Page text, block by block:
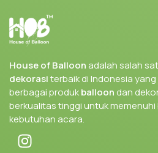
kebutuhan dekorasi di berbagai
ulang tahun, corporate event, dan
produk yang kami sediakan, kamu
dekorasi yang menakjubkan
Tidak hanya menyediakan produk
kami juga memberikan edukasi
ingin memulai bisnis dekorasi.
Berbelanja di
keuntungan. Selain mendapatkan
House of Balloon adalah salah
dekorasiterbaik di Indonesia
berbagai produkballoon dan
berkualitas tinggi untuk memenuhi
kebutuhan acara.